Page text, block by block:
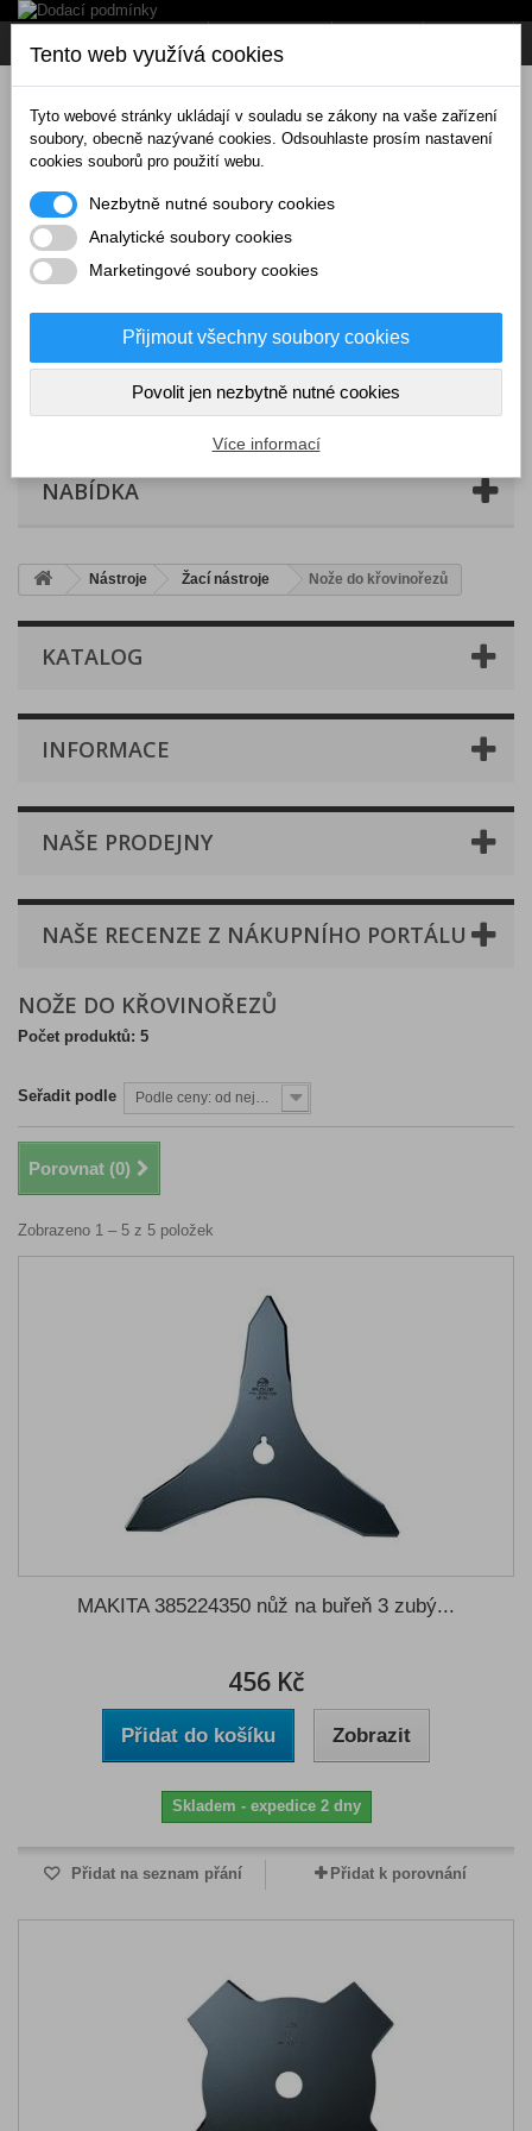
Košík (prázdný)
NABÍDKA
Nástroje Žací nástroje Nože do křovinořezů
KATALOG
INFORMACE
NAŠE PRODEJNY
NAŠE RECENZE Z NÁKUPNÍHO PORTÁLU
NOŽE DO KŘOVINOŘEZŮ
Počet produktů: 5
Seřadit podle Podle ceny: od nejnižší
Porovnat (0)
Zobrazeno 1 – 5 z 5 položek
MAKITA 385224350 nůž na buřeň 3 zubý...
456 Kč
Přidat do košíku Zobrazit
Skladem - expedice 2 dny
Přidat na seznam přání Přidat k porovnání
Tento web využívá cookies
Tyto webové stránky ukládají v souladu se zákony na vaše zařízení
soubory, obecně nazývané cookies. Odsouhlaste prosím nastavení
cookies souborů pro použití webu.
Nezbytně nutné soubory cookies
Analytické soubory cookies
Marketingové soubory cookies
Přijmout všechny soubory cookies
Povolit jen nezbytně nutné cookies
Více informací